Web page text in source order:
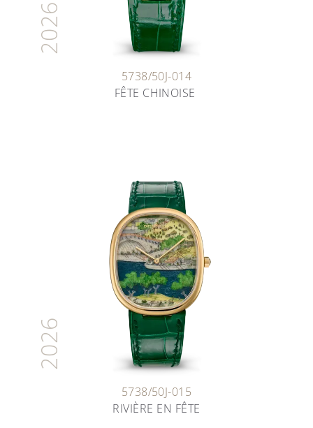
2026
5738/50J-014
FÊTE CHINOISE
2026
5738/50J-015
RIVIÈRE EN FÊTE